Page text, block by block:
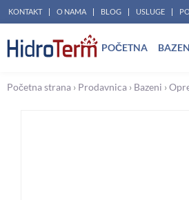
Pređi
sadržaj
KONTAKT O NAMA BLOG USLUGE
POČETNA
Početna strana › Prodavnica › Bazeni ›